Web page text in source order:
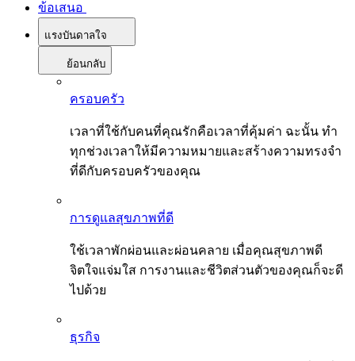
ข้อเสนอ
แรงบันดาลใจ
ย้อนกลับ
ครอบครัว
เวลาที่ใช้กับคนที่คุณรักคือเวลาที่คุ้มค่า ฉะนั้น ทำ
ทุกช่วงเวลาให้มีความหมายและสร้างความทรงจำ
ที่ดีกับครอบครัวของคุณ
การดูแลสุขภาพที่ดี
ใช้เวลาพักผ่อนและผ่อนคลาย เมื่อคุณสุขภาพดี
จิตใจแจ่มใส การงานและชีวิตส่วนตัวของคุณก็จะดี
ไปด้วย
ธุรกิจ